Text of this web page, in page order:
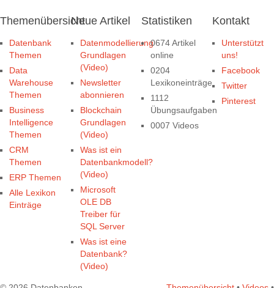
Themenübersicht
Datenbank
Themen
Data
Warehouse
Themen
Business
Intelligence
Themen
CRM
Themen
ERP Themen
Alle Lexikon
Einträge
Neue Artikel
Datenmodellierung
Grundlagen
(Video)
Newsletter
abonnieren
Blockchain
Grundlagen
(Video)
Was ist ein
Datenbankmodell?
(Video)
Microsoft
OLE DB
Treiber für
SQL Server
Was ist eine
Datenbank?
(Video)
Statistiken
0674 Artikel
online
0204
Lexikoneinträge
1112
Übungsaufgaben
0007 Videos
Kontakt
Unterstützt
uns!
Facebook
Twitter
Pinterest